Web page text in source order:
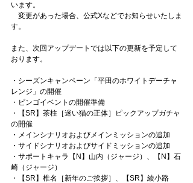
います。
変更があった場合、公式Xなどでお知らせいたしま
す。
また、次回アップデートでは以下の更新を予定して
おります。
・シーズンキャンペーン「平田のホワイトデーチャ
レンジ」の開催
・ビンゴイベントの開催準備
・【SR】茶柱［迷い猫の正体］ピックアップガチャ
の開催
・メインシナリオおよびメインミッションの追加
・サイドシナリオおよびサイドミッションの追加
・サポートキャラ【N】山内（ジャージ）、【N】石
崎（ジャージ）
・【SR】椎名［新年のご挨拶］、【SR】綾小路